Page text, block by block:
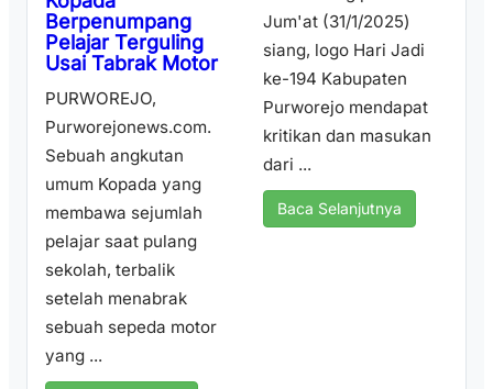
Berpenumpang
Pelajar Terguling
Usai Tabrak Motor
PURWOREJO,
Purworejonews.com.
Sebuah angkutan
umum Kopada yang
membawa sejumlah
pelajar saat pulang
sekolah, terbalik
setelah menabrak
sebuah sepeda motor
yang ...
Jum'at (31/1/2025)
siang, logo Hari Jadi
ke-194 Kabupaten
Purworejo mendapat
kritikan dan masukan
dari ...
Baca Selanjutnya